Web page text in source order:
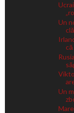
Un
Un